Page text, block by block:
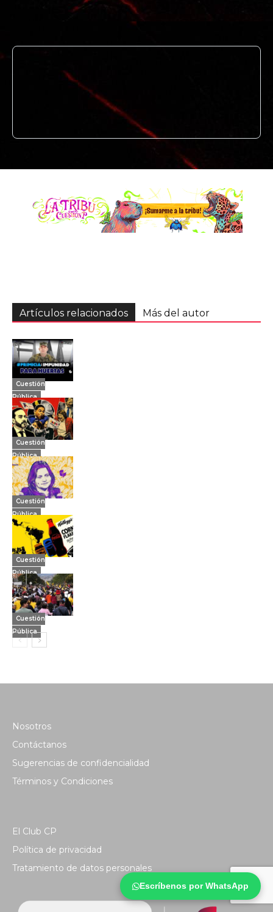
Escríbenos por WhatsApp
Artículos relacionados Más del autor
Cuestión
Pública
Cuestión
Pública
Cuestión
Pública
Cuestión
Pública
Cuestión
Pública
Nosotros
Contáctanos
Sugerencias de confidencialidad
Términos y Condiciones
El Club CP
Política de privacidad
Tratamiento de datos personales